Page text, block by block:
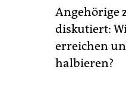
Angehörige
diskutiert:
erreichen
halbieren?